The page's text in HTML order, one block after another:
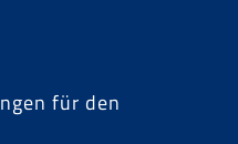
für den